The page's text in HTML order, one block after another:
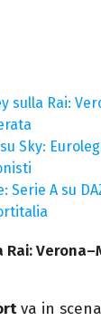
sulla Rai:
Sky:
Serie A su
va in scena